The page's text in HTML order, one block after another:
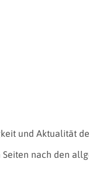
und Aktualität
nach den